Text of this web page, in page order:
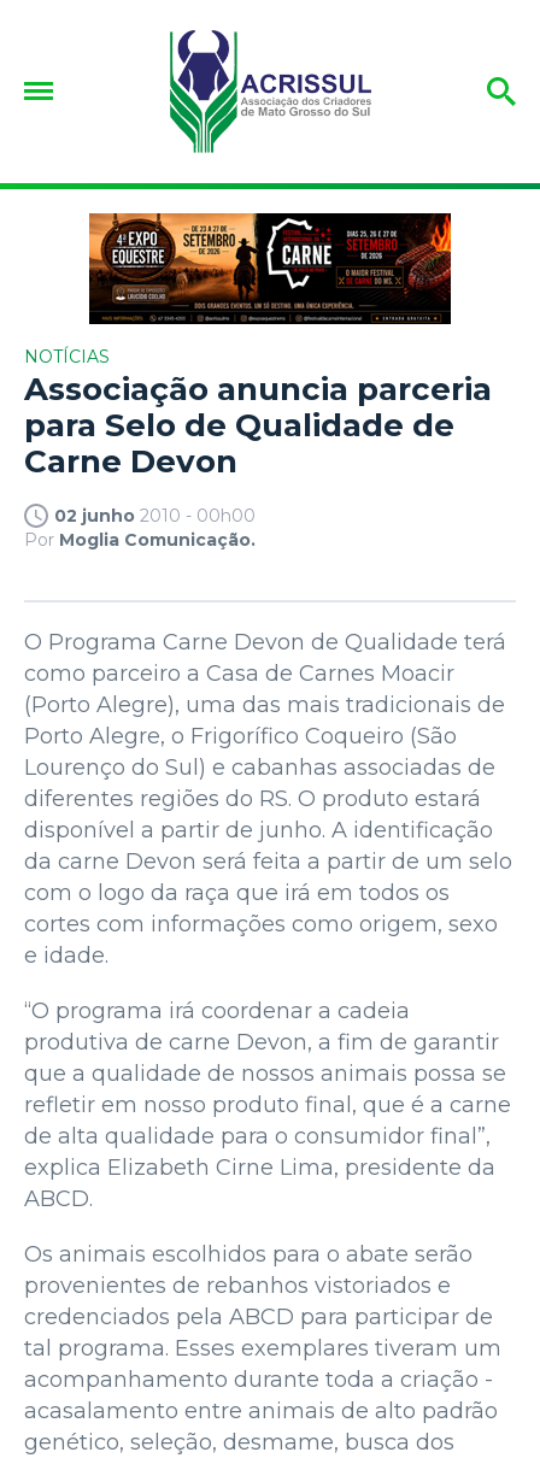
NOTÍCIAS
Associação anuncia parceria
para Selo de Qualidade de
Carne Devon
02 junho 2010 - 00h00
Por Moglia Comunicação.
O Programa Carne Devon de Qualidade terá
como parceiro a Casa de Carnes Moacir
(Porto Alegre), uma das mais tradicionais de
Porto Alegre, o Frigorífico Coqueiro (São
Lourenço do Sul) e cabanhas associadas de
diferentes regiões do RS. O produto estará
disponível a partir de junho. A identificação
da carne Devon será feita a partir de um selo
com o logo da raça que irá em todos os
cortes com informações como origem, sexo
e idade.
“O programa irá coordenar a cadeia
produtiva de carne Devon, a fim de garantir
que a qualidade de nossos animais possa se
refletir em nosso produto final, que é a carne
de alta qualidade para o consumidor final”,
explica Elizabeth Cirne Lima, presidente da
ABCD.
Os animais escolhidos para o abate serão
provenientes de rebanhos vistoriados e
credenciados pela ABCD para participar de
tal programa. Esses exemplares tiveram um
acompanhamento durante toda a criação -
acasalamento entre animais de alto padrão
genético, seleção, desmame, busca dos